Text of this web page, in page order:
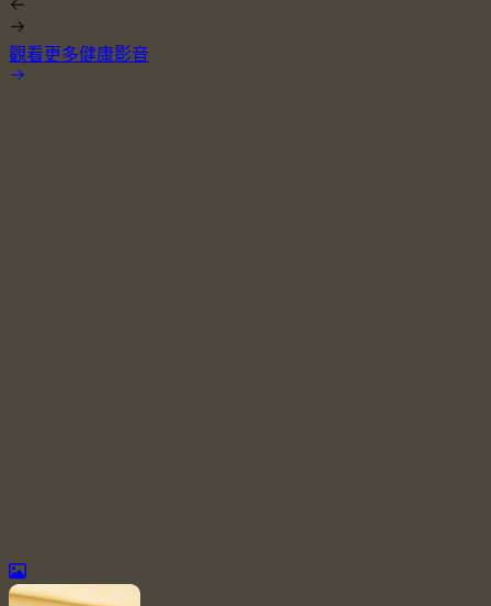
觀看更多健康影音